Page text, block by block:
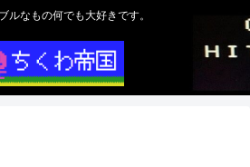
ルなもの何でも大好きです。